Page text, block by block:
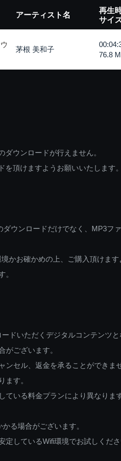
アーティスト名
再生
サイ
茅根 美和子
76.8
ウンロードが行えません。
頂けますようお願いいたします。
ウンロードだけでなく、MP3フ
お確かめの上、ご購入頂けます
。
ドいただくデジタルコンテンツと
がございます。
セル、返金を承ることができま
ます。
ている料金プランにより異なり
る場合がございます。
しているWifi環境でお試しくださ